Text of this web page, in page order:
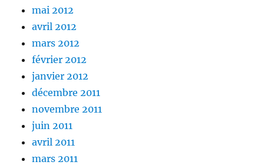
mai 2012
avril 2012
mars 2012
février 2012
janvier 2012
décembre 2011
novembre 2011
juin 2011
avril 2011
mars 2011